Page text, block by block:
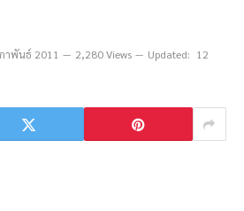
าพันธ์ 2011 2,280 Views Updated: 12